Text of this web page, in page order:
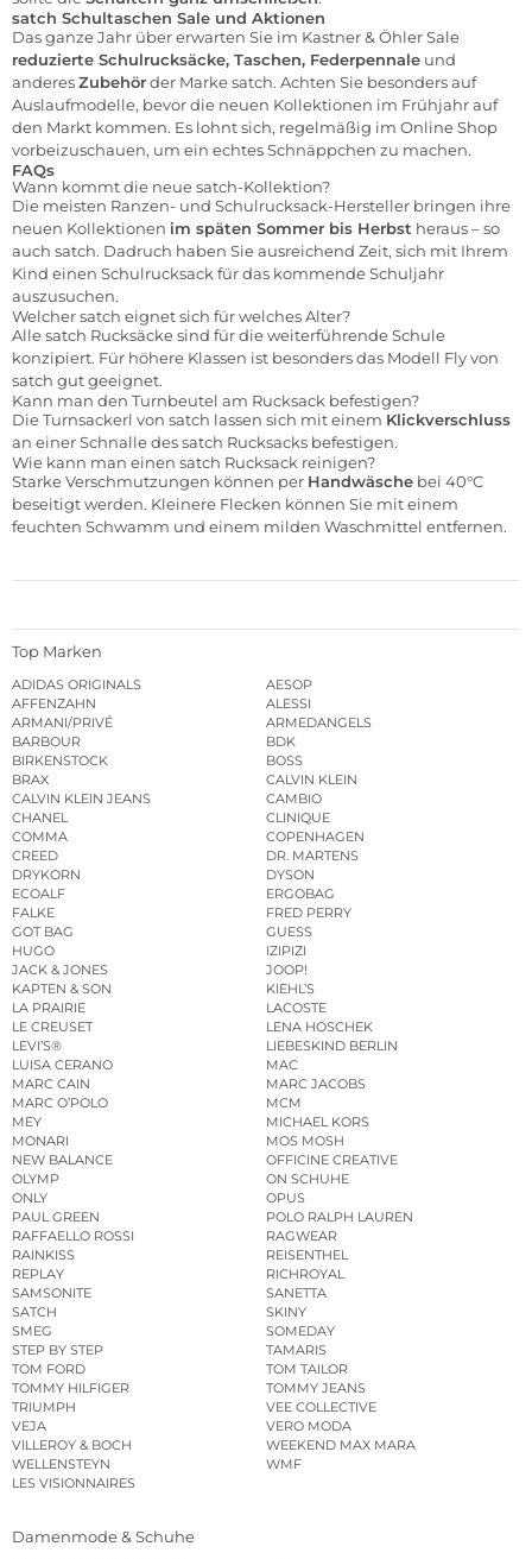
satch Schultaschen Sale und Aktionen
Das ganze Jahr über erwarten Sie im Kastner & Öhler Sale
reduzierte Schulrucksäcke, Taschen, Federpennale und
anderesZubehörder Marke satch. Achten Sie besonders auf
Auslaufmodelle, bevor die neuen Kollektionen im Frühjahr auf
den Markt kommen. Es lohnt sich, regelmäßig im Online Shop
vorbeizuschauen, um ein echtes Schnäppchen zu machen.
FAQs
Wann kommt die neue satch-Kollektion?
Die meisten Ranzen- und Schulrucksack-Hersteller bringen ihre
neuen Kollektionen im späten Sommer bis Herbst heraus – so
auch satch. Dadruch haben Sie ausreichend Zeit, sich mit Ihrem
Kind einen Schulrucksack für das kommende Schuljahr
auszusuchen.
Welcher satch eignet sich für welches Alter?
Alle satch Rucksäcke sind für die weiterführende Schule
konzipiert. Für höhere Klassen ist besonders das Modell Fly von
satch gut geeignet.
Kann man den Turnbeutel am Rucksack befestigen?
Die Turnsackerl von satch lassen sich mit einem Klickverschluss
an einer Schnalle des satch Rucksacks befestigen.
Wie kann man einen satch Rucksack reinigen?
Starke Verschmutzungen können per Handwäsche bei 40°C
beseitigt werden. Kleinere Flecken können Sie mit einem
feuchten Schwamm und einem milden Waschmittel entfernen.
Top Marken
ADIDAS ORIGINALS
AESOP
AFFENZAHN
ALESSI
ARMANI/PRIVÉ
ARMEDANGELS
BARBOUR
BDK
BIRKENSTOCK
BOSS
BRAX
CALVIN KLEIN
CALVIN KLEIN JEANS
CAMBIO
CHANEL
CLINIQUE
COMMA
COPENHAGEN
CREED
DR. MARTENS
DRYKORN
DYSON
ECOALF
ERGOBAG
FALKE
FRED PERRY
GOT BAG
GUESS
HUGO
IZIPIZI
JACK & JONES
JOOP!
KAPTEN & SON
KIEHL’S
LA PRAIRIE
LACOSTE
LE CREUSET
LENA HOSCHEK
LEVI’S®
LIEBESKIND BERLIN
LUISA CERANO
MAC
MARC CAIN
MARC JACOBS
MARC O’POLO
MCM
MEY
MICHAEL KORS
MONARI
MOS MOSH
NEW BALANCE
OFFICINE CREATIVE
OLYMP
ON SCHUHE
ONLY
OPUS
PAUL GREEN
POLO RALPH LAUREN
RAFFAELLO ROSSI
RAGWEAR
RAINKISS
REISENTHEL
REPLAY
RICHROYAL
SAMSONITE
SANETTA
SATCH
SKINY
SMEG
SOMEDAY
STEP BY STEP
TAMARIS
TOM FORD
TOM TAILOR
TOMMY HILFIGER
TOMMY JEANS
TRIUMPH
VEE COLLECTIVE
VEJA
VERO MODA
VILLEROY & BOCH
WEEKEND MAX MARA
WELLENSTEYN
WMF
LES VISIONNAIRES
Damenmode & Schuhe